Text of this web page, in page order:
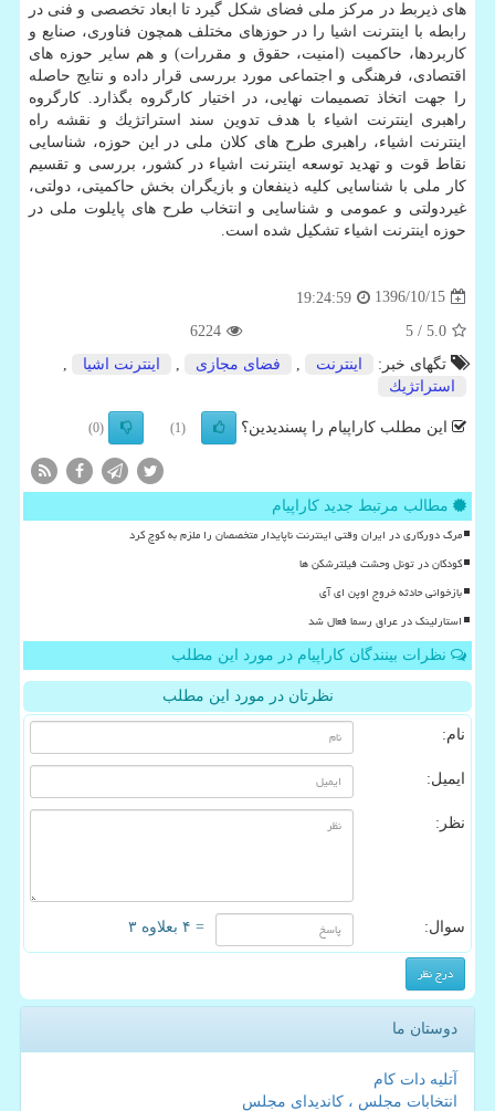
های ذیربط در مركز ملی فضای شكل گیرد تا ابعاد تخصصی و فنی در
رابطه با اینترنت اشیا را در حوزهای مختلف همچون فناوری، صنایع و
كاربردها، حاكمیت (امنیت، حقوق و مقررات) و هم سایر حوزه های
اقتصادی، فرهنگی و اجتماعی مورد بررسی قرار داده و نتایج حاصله
را جهت اتخاذ تصمیمات نهایی، در اختیار كارگروه بگذارد. كارگروه
راهبری اینترنت اشیاء با هدف تدوین سند استراتژیك و نقشه راه
اینترنت اشیاء، راهبری طرح های كلان ملی در این حوزه، شناسایی
نقاط قوت و تهدید توسعه اینترنت اشیاء در كشور، بررسی و تقسیم
كار ملی با شناسایی كلیه ذینفعان و بازیگران بخش حاكمیتی، دولتی،
غیردولتی و عمومی و شناسایی و انتخاب طرح های پایلوت ملی در
حوزه اینترنت اشیاء تشكیل شده است.
1396/10/15
19:24:59
5.0
/ 5
6224
تگهای خبر:
اینترنت فضای مجازی اینترنت اشیا
استراتژیك
این مطلب کاراپیام را پسندیدین؟ (1)
(0)
مطالب مرتبط جدید کاراپیام
مرگ دورکاری در ایران وقتی اینترنت ناپایدار متخصصان را ملزم به کوچ کرد
کودکان در تونل وحشت فیلترشکن ها
بازخوانی حادثه خروج اوپن ای آی
استارلینک در عراق رسما فعال شد
نظرات بینندگان کاراپیام در مورد این مطلب
نظرتان در مورد این مطلب
نام:
ایمیل:
نظر:
سوال: = ۴ بعلاوه ۳
دوستان ما
آتلیه دات کام
انتخابات مجلس ، کاندیدای مجلس